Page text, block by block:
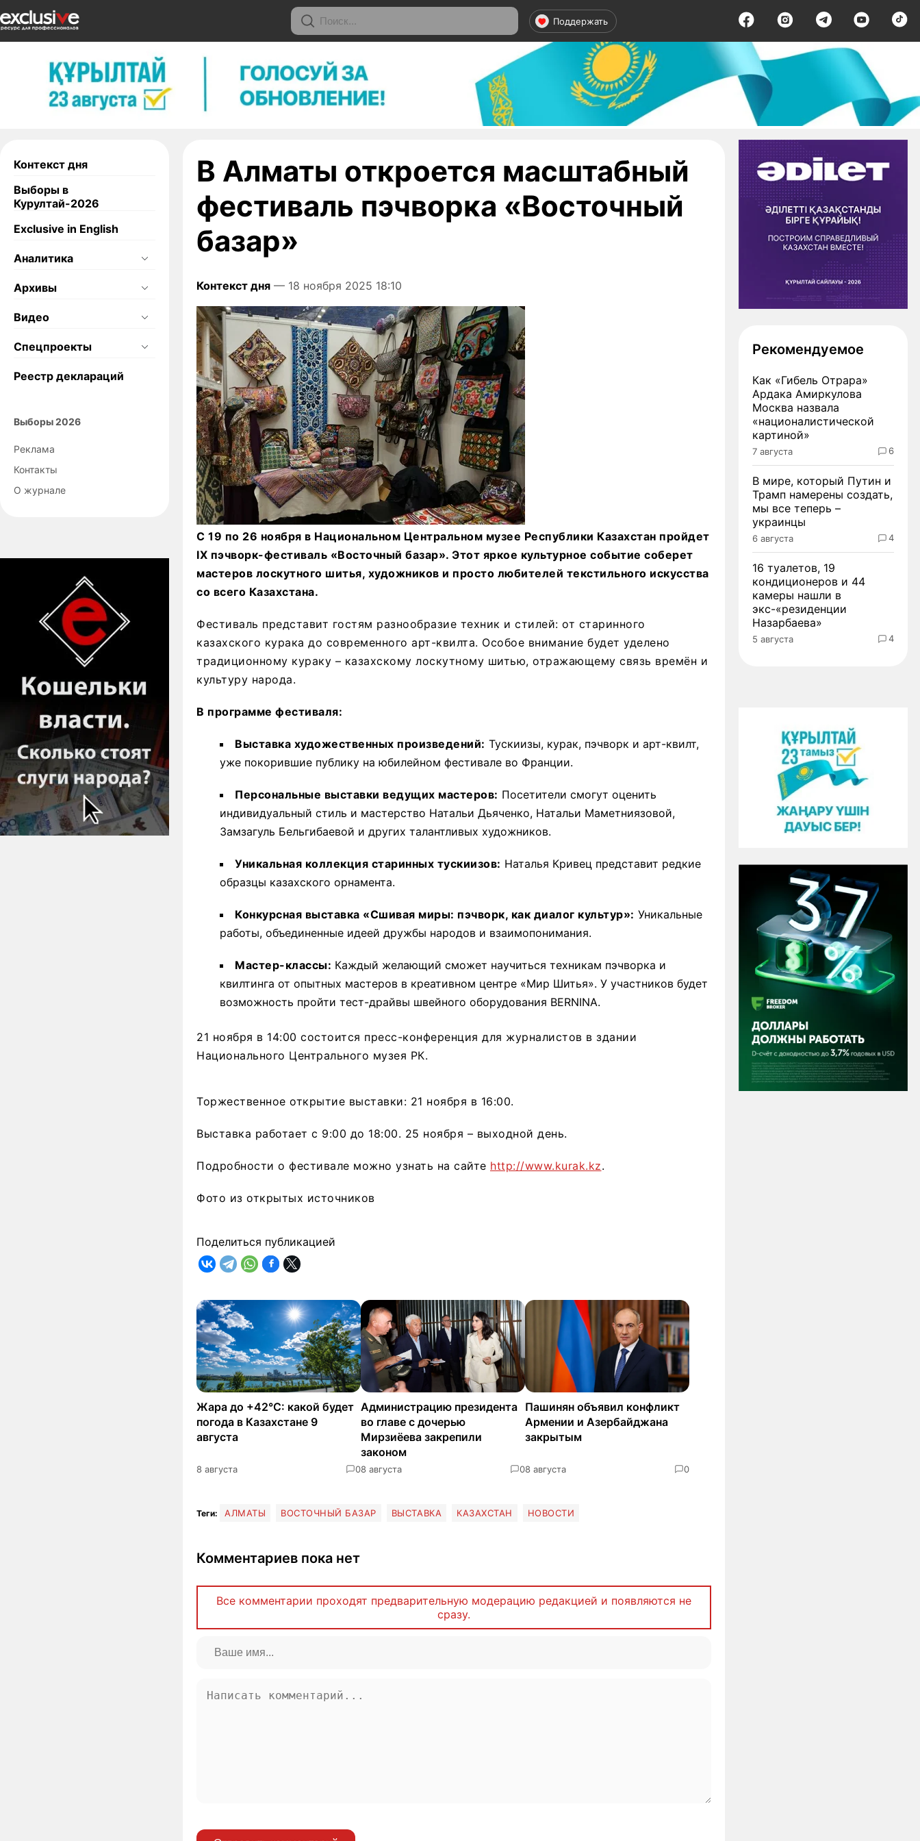
Поддержать
Контекст дня
Выборы в
Курултай-2026
Exclusive in English
Аналитика
Архивы
Видео
Спецпроекты
Реестр деклараций
Выборы 2026
Реклама
Контакты
О журнале
В Алматы откроется масштабный
фестиваль пэчворка «Восточный
базар»
Контекст дня — 18 ноября 2025 18:10
С 19 по 26 ноября в Национальном Центральном музее Республики Казахстан пройдет
IX пэчворк-фестиваль «Восточный базар». Этот яркое культурное событие соберет
мастеров лоскутного шитья, художников и просто любителей текстильного искусства
со всего Казахстана.
Фестиваль представит гостям разнообразие техник и стилей: от старинного
казахского курака до современного арт-квилта. Особое внимание будет уделено
традиционному кураку – казахскому лоскутному шитью, отражающему связь времён и
культуру народа.
В программе фестиваля:
Выставка художественных произведений: Тускиизы, курак, пэчворк и арт-квилт,
уже покорившие публику на юбилейном фестивале во Франции.
Персональные выставки ведущих мастеров: Посетители смогут оценить
индивидуальный стиль и мастерство Натальи Дьяченко, Натальи Маметниязовой,
Замзагуль Бельгибаевой и других талантливых художников.
Уникальная коллекция старинных тускиизов: Наталья Кривец представит редкие
образцы казахского орнамента.
Конкурсная выставка «Сшивая миры: пэчворк, как диалог культур»: Уникальные
работы, объединенные идеей дружбы народов и взаимопонимания.
Мастер-классы: Каждый желающий сможет научиться техникам пэчворка и
квилтинга от опытных мастеров в креативном центре «Мир Шитья». У участников будет
возможность пройти тест-драйвы швейного оборудования BERNINA.
21 ноября в 14:00 состоится пресс-конференция для журналистов в здании
Национального Центрального музея РК.
Торжественное открытие выставки: 21 ноября в 16:00.
Выставка работает с 9:00 до 18:00. 25 ноября – выходной день.
Подробности о фестивале можно узнать на сайте http://www.kurak.kz.
Фото из открытых источников
Поделиться публикацией
Жара до +42°C: какой будет
погода в Казахстане 9
августа
8 августа 0
Администрацию президента
во главе с дочерью
Мирзиёева закрепили
законом
8 августа 0
Пашинян объявил конфликт
Армении и Азербайджана
закрытым
8 августа 0
Теги: АЛМАТЫ ВОСТОЧНЫЙ БАЗАР ВЫСТАВКА КАЗАХСТАН НОВОСТИ
Комментариев пока нет
Все комментарии проходят предварительную модерацию редакцией и появляются не
сразу.
Рекомендуемое
Как «Гибель Отрара»
Ардака Амиркулова
Москва назвала
«националистической
картиной»
7 августа 6
В мире, который Путин и
Трамп намерены создать,
мы все теперь –
украинцы
6 августа 4
16 туалетов, 19
кондиционеров и 44
камеры нашли в
экс-«резиденции
Назарбаева»
5 августа 4